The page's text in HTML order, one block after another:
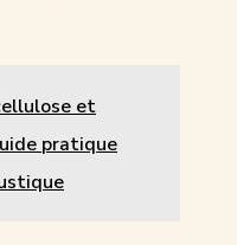
et
pratique